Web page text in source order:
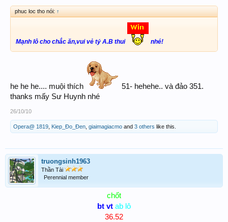
phuc loc tho nói: ↑
Mạnh lô cho chắc ăn,vui vẻ tý A.B thui nhé!
he he he.... muội thích
51- hehehe.. và đảo 351.
thanks mấy Sư Huynh nhé
26/10/10
Opera@ 1819 Kiep_Đo_Đen giaimagiacmo and 3 others like this.
truongsinh1963
Thần Tài
Perennial member
chốt
bt vt ab lô
36.52